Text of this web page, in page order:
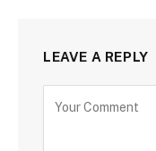
LEAVE A REPLY